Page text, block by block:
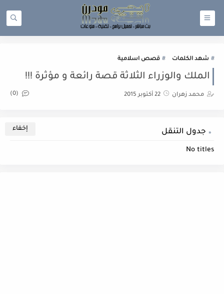
شهد الكلمات قصص اسلامية
الملك والوزراء الثلاثة قصة رائعة و مؤثرة !!!
محمد زهران 22 أكتوبر 2015 (0)
جدول التنقل
No titles